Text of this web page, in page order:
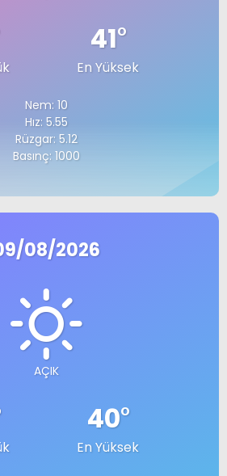
41°
En Yüksek
Nem: 10
Hız: 5.55
Rüzgar: 5.12
Basınç: 1000
08/2026
AÇIK
40°
En Yüksek